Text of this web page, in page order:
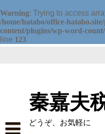
Warning: Trying to access
/home/hatabo/office-
content/plugins/wp-word-
line 123
秦嘉夫
どうぞ、お気軽に